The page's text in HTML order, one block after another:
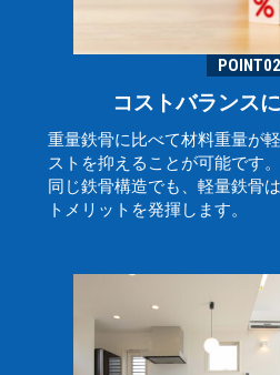
POINT02
コストバランス
重量鉄骨に比べて材料重量が
ストを抑えることが可能です。
同じ鉄骨構造でも、軽量鉄骨
トメリットを発揮します。